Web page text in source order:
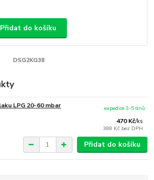
Přidat do košíku
DSG2KG38
LPG 20-60 mbar
470 Kč/ks
388 Kč bez DPH
expedice 3-5 dnů
Přidat do košíku